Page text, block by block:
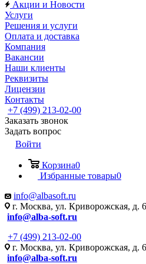
Акции и Новости
Услуги
Решения и услуги
Оплата и доставка
Компания
Вакансии
Наши клиенты
Реквизиты
Лицензии
Контакты
+7 (499) 213-02-00
Заказать звонок
Задать вопрос
Войти
Корзина0
Избранные товары0
info@albasoft.ru
г. Москва, ул.
info@alba-soft.ru
+7 (499) 213-02-00
г. Москва, ул.
info@alba-soft.ru